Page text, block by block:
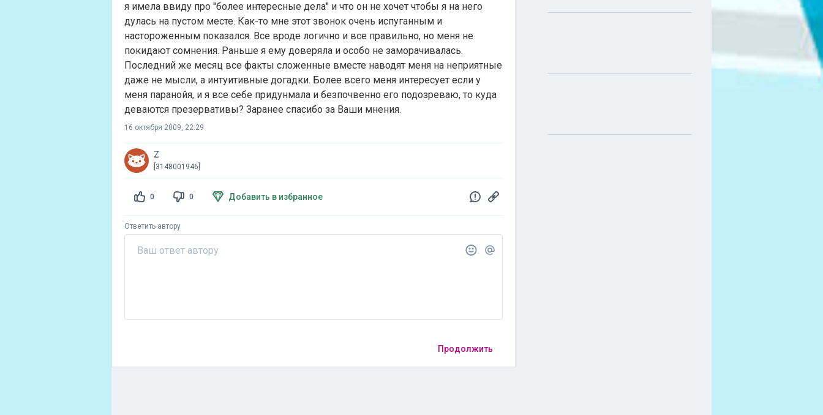
я имела ввиду про "более интересные дела" и что он не хочет чтобы я на него
дулась на пустом месте. Как-то мне этот звонок очень испуганным и
настороженным показался. Все вроде логично и все правильно, но меня не
покидают сомнения. Раньше я ему доверяла и особо не заморачивалась.
Последний же месяц все факты сложенные вместе наводят меня на неприятные
даже не мысли, а интуитивные догадки. Более всего меня интересует если у
меня паранойя, и я все себе придунмала и безпочвенно его подозреваю, то куда
деваются презервативы? Заранее спасибо за Ваши мнения.
16 октября 2009, 22:29
Z
[3148001946]
0 0 Добавить в избранное
Ответить автору
Продолжить